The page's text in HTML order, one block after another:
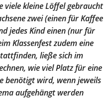
viele kleine Löffel gebraucht
zwei (einen für Kaffee
jedes Kind einen (nur für
Klassenfest zudem eine
ließe sich im
wie viel Platz für eine
benötigt wird, wenn jeweils
aufgehängt werden